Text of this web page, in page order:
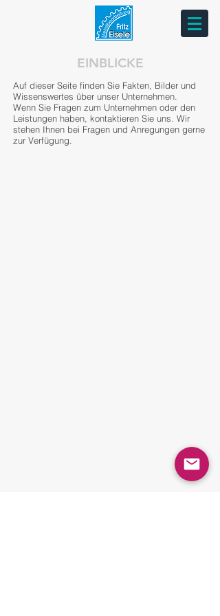
EINBLICKE
Auf dieser Seite finden Sie Fakten, Bilder und
Wissenswertes über unser Unternehmen.
Wenn Sie Fragen zum Unternehmen oder den
Leistungen haben, kontaktieren Sie uns. Wir
stehen Ihnen bei Fragen und Anregungen gerne
zur Verfügung.